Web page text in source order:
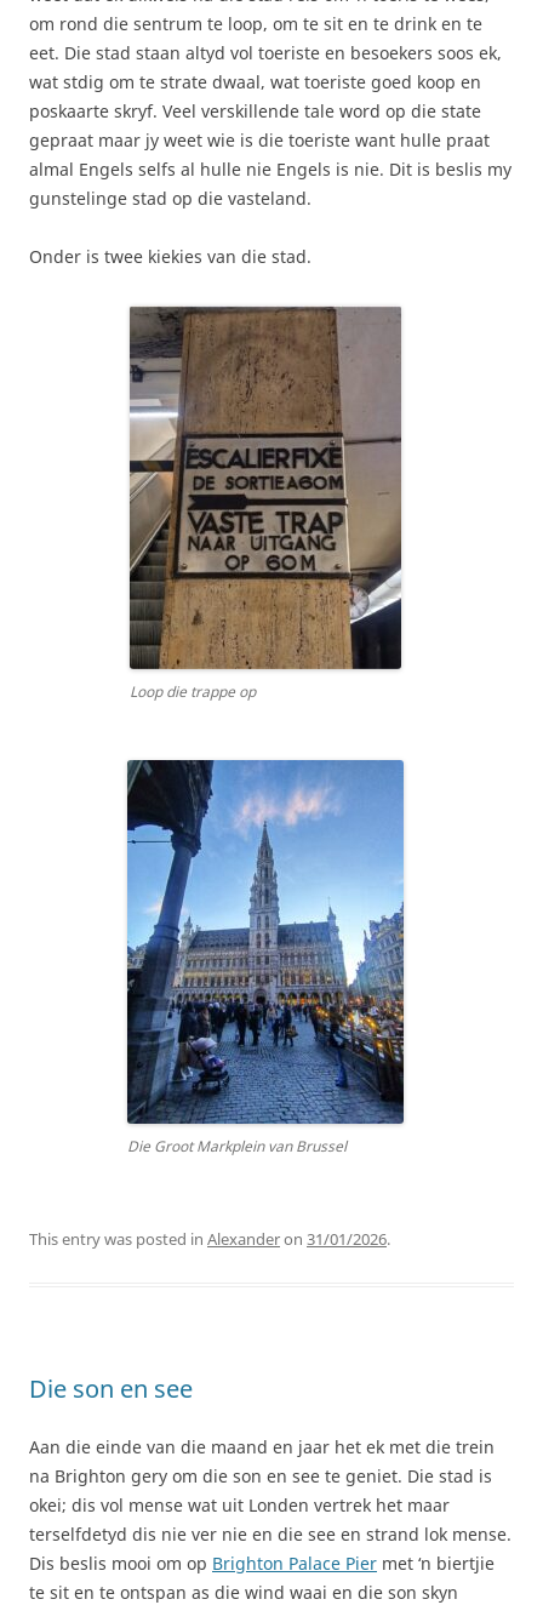
om rond die sentrum te loop, om te sit en te drink en te
eet. Die stad staan altyd vol toeriste en besoekers soos ek,
wat stdig om te strate dwaal, wat toeriste goed koop en
poskaarte skryf. Veel verskillende tale word op die state
gepraat maar jy weet wie is die toeriste want hulle praat
almal Engels selfs al hulle nie Engels is nie. Dit is beslis my
gunstelinge stad op die vasteland.
Onder is twee kiekies van die stad.
Loop die trappe op
Die Groot Markplein van Brussel
This entry was posted in Alexanderon 31/01/2026.
Die son en see
Aan die einde van die maand en jaar het ek met die trein
na Brighton gery om die son en see te geniet. Die stad is
okei; dis vol mense wat uit Londen vertrek het maar
terselfdetyd dis nie ver nie en die see en strand lok mense.
Dis beslis mooi om op Brighton Palace Pier met ‘n biertjie
te sit en te ontspan as die wind waai en die son skyn